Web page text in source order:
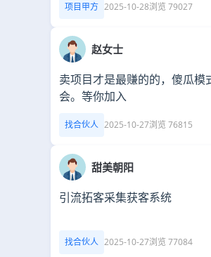
项目甲方 2025-10-28浏览 79027
赵女士
卖项目才是最赚的的，傻瓜
会。等你加入
找合伙人 2025-10-27浏览 76815
甜美朝阳
引流拓客采集获客系统
找合伙人 2025-10-27浏览 77084